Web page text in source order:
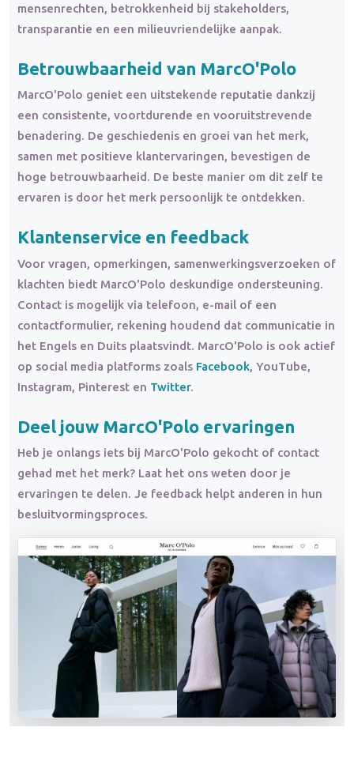
mensenrechten, betrokkenheid bij stakeholders,
transparantie en een milieuvriendelijke aanpak.
Betrouwbaarheid van MarcO'Polo
MarcO'Polo geniet een uitstekende reputatie dankzij
een consistente, voortdurende en vooruitstrevende
benadering. De geschiedenis en groei van het merk,
samen met positieve klantervaringen, bevestigen de
hoge betrouwbaarheid. De beste manier om dit zelf te
ervaren is door het merk persoonlijk te ontdekken.
Klantenservice en feedback
Voor vragen, opmerkingen, samenwerkingsverzoeken of
klachten biedt MarcO'Polo deskundige ondersteuning.
Contact is mogelijk via telefoon, e-mail of een
contactformulier, rekening houdend dat communicatie in
het Engels en Duits plaatsvindt. MarcO'Polo is ook actief
op social media platforms zoals Facebook, YouTube,
Instagram, Pinterest en Twitter.
Deel jouw MarcO'Polo ervaringen
Heb je onlangs iets bij MarcO'Polo gekocht of contact
gehad met het merk? Laat het ons weten door je
ervaringen te delen. Je feedback helpt anderen in hun
besluitvormingsproces.